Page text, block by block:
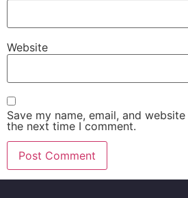
Website
Save my name, email, and
the next time I comment.